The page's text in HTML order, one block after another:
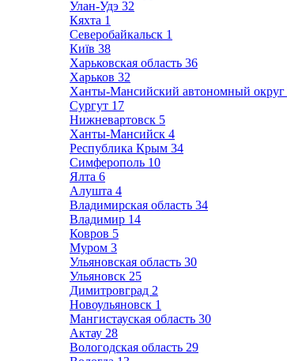
Улан-Удэ 32
Кяхта 1
Северобайкальск 1
Київ 38
Харьковская область 36
Харьков 32
Ханты-Мансийский автономный округ
Сургут 17
Нижневартовск 5
Ханты-Мансийск 4
Республика Крым 34
Симферополь 10
Ялта 6
Алушта 4
Владимирская область 34
Владимир 14
Ковров 5
Муром 3
Ульяновская область 30
Ульяновск 25
Димитровград 2
Новоульяновск 1
Мангистауская область 30
Актау 28
Вологодская область 29